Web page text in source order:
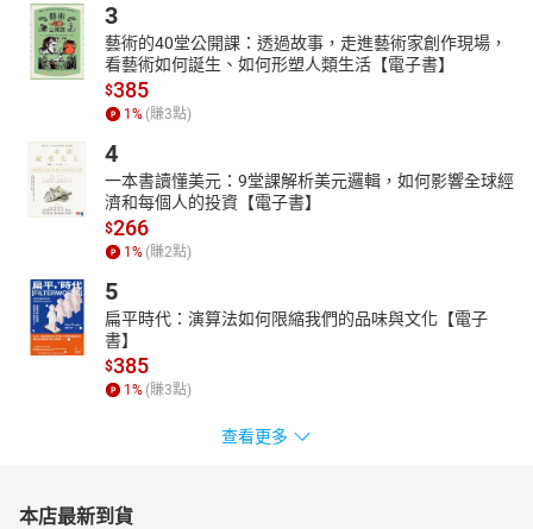
44 兒女情長
45 我內人
46 把這篇念給她聽
47 人生啊不過是個情字
48 爸爸都差不多吧
49 身體髮膚受之父母
50 上一代的眼神
51 人如其畫
52 好酒
53 月圓之夜
54 楓樹的春天
55 生生不息
59 記憶中最早的一場婚禮
3
藝術的40堂公開課：透過故事，走進藝術家創作現場，
看藝術如何誕生、如何形塑人類生活【電子書】
$385
1 % (賺3點)
4
一本書讀懂美元：9堂課解析美元邏輯，如何影響全球經
濟和每個人的投資【電子書】
$266
1 % (賺2點)
5
扁平時代：演算法如何限縮我們的品味與文化【電子
書】
$385
1 % (賺3點)
查看更多
本店最新到貨